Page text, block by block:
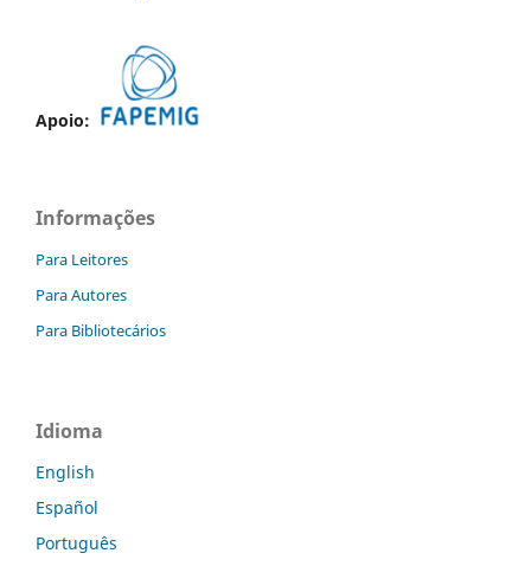
Apoio:
Informações
Para Leitores
Para Autores
Para Bibliotecários
Idioma
English
Español
Português